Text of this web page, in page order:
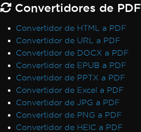
Convertidores de PDF
Convertidor de HTML a PDF
Convertidor de URL a PDF
Convertidor de DOCX a PDF
Convertidor de EPUB a PDF
Convertidor de PPTX a PDF
Convertidor de Excel a PDF
Convertidor de JPG a PDF
Convertidor de PNG a PDF
Convertidor de HEIC a PDF